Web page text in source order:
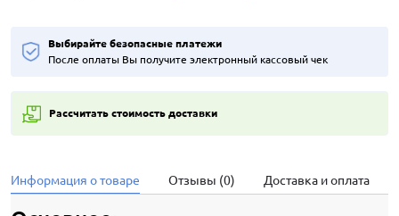
Выбирайте безопасные платежи
После оплаты Вы получите электронный кассовый чек
Рассчитать стоимость доставки
Информация о товаре Отзывы (0) Доставка и оплата